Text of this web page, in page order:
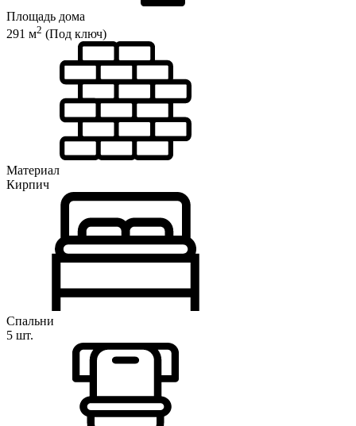
Площадь дома
291 м2 (Под ключ)
Материал
Кирпич
Спальни
5 шт.